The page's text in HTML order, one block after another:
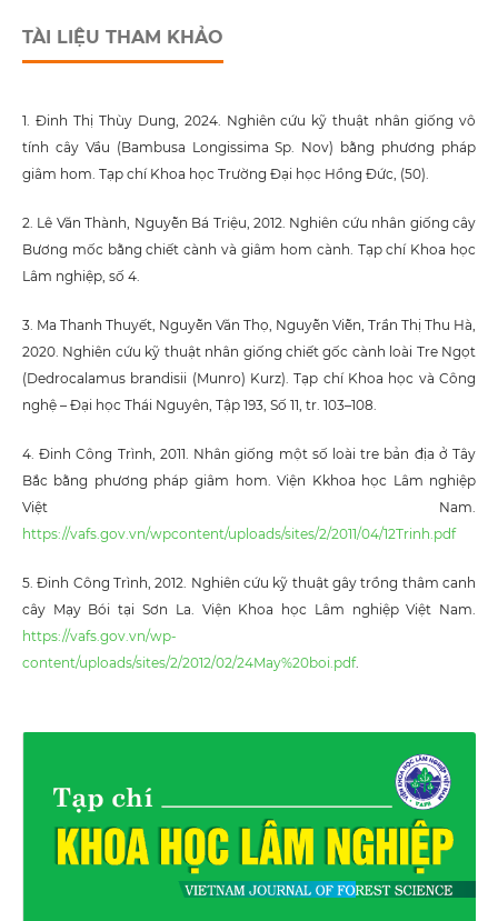
TÀI LIỆU THAM KHẢO
1. Đinh Thị Thùy Dung, 2024. Nghiên cứu kỹ thuật nhân giống vô
tính cây Vầu (Bambusa Longissima Sp. Nov) bằng phương pháp
giâm hom. Tạp chí Khoa học Trường Đại học Hồng Đức, (50).
2. Lê Văn Thành, Nguyễn Bá Triệu, 2012. Nghiên cứu nhân giống cây
Bương mốc bằng chiết cành và giâm hom cành. Tạp chí Khoa học
Lâm nghiệp, số 4.
3. Ma Thanh Thuyết, Nguyễn Văn Thọ, Nguyễn Viễn, Trần Thị Thu Hà,
2020. Nghiên cứu kỹ thuật nhân giống chiết gốc cành loài Tre Ngọt
(Dedrocalamus brandisii (Munro) Kurz). Tạp chí Khoa học và Công
nghệ – Đại học Thái Nguyên, Tập 193, Số 11, tr. 103–108.
4. Đinh Công Trình, 2011. Nhân giống một số loài tre bản địa ở Tây
Bắc bằng phương pháp giâm hom. Viện Kkhoa học Lâm nghiệp
Việt Nam.
https://vafs.gov.vn/wpcontent/uploads/sites/2/2011/04/12Trinh.pdf
5. Đinh Công Trình, 2012. Nghiên cứu kỹ thuật gây trồng thâm canh
cây Mạy Bói tại Sơn La. Viện Khoa học Lâm nghiệp Việt Nam.
https://vafs.gov.vn/wp-
content/uploads/sites/2/2012/02/24May%20boi.pdf.